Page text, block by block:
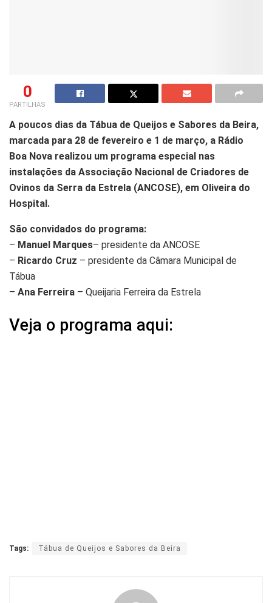
0
PARTILHAS
A poucos dias da Tábua de Queijos e Sabores da Beira,
marcada para 28 de fevereiro e 1 de março, a Rádio
Boa Nova realizou um programa especial nas
instalações da Associação Nacional de Criadores de
Ovinos da Serra da Estrela (ANCOSE), em Oliveira do
Hospital.
São convidados do programa:
– Manuel Marques– presidente da ANCOSE
– Ricardo Cruz – presidente da Câmara Municipal de
Tábua
– Ana Ferreira – Queijaria Ferreira da Estrela
Veja o programa aqui:
Tags: Tábua de Queijos e Sabores da Beira